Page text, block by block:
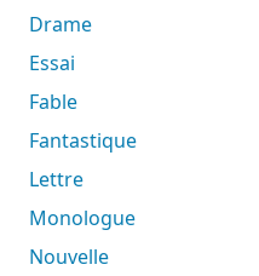
Drame
Essai
Fable
Fantastique
Lettre
Monologue
Nouvelle